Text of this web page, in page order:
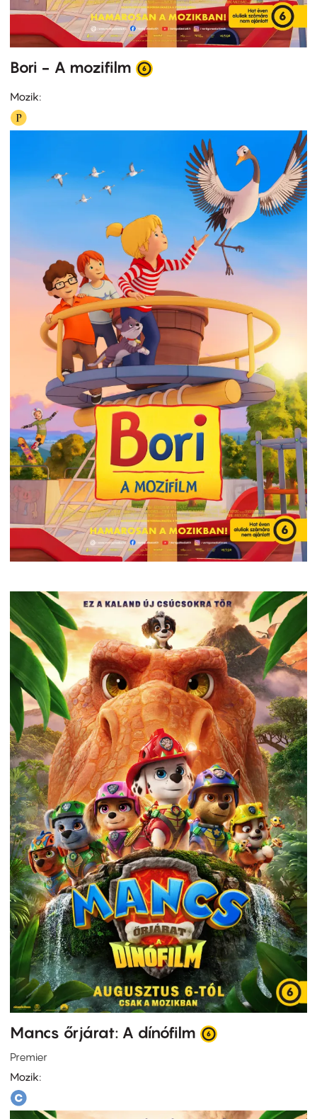
Bori - A mozifilm
Mozik:
Mancs őrjárat: A dínófilm
Premier
Mozik: